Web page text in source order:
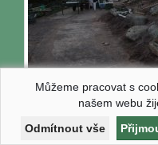
Zobrazit
Můžeme pracovat s
našem webu